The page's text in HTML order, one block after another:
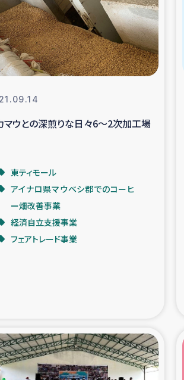
援
ガザ地区での
支援 ガザ地区酪農を
改善事業 フ
アイナロ県マウ
マウとの深煎りな日々6～2次加工場
東ティモール
アイナロ県マウベシ郡でのコーヒ
ー畑改善事業
経済自立支援事業
フェアトレード事業